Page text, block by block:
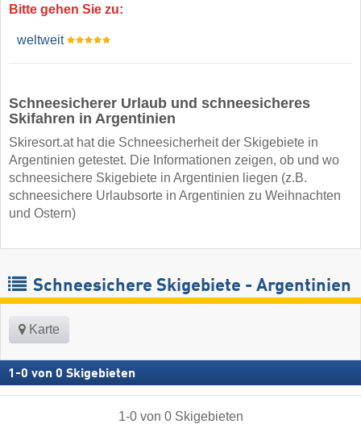
Bitte gehen Sie zu:
weltweit
Schneesicherer Urlaub und schneesicheres
Skifahren in Argentinien
Skiresort.at hat die Schneesicherheit der Skigebiete in
Argentinien getestet. Die Informationen zeigen, ob und wo
schneesichere Skigebiete in Argentinien liegen (z.B.
schneesichere Urlaubsorte in Argentinien zu Weihnachten
und Ostern)
Schneesichere Skigebiete - Argentinien
Karte
1 -0 von 0 Skigebieten
1-0von 0 Skigebieten